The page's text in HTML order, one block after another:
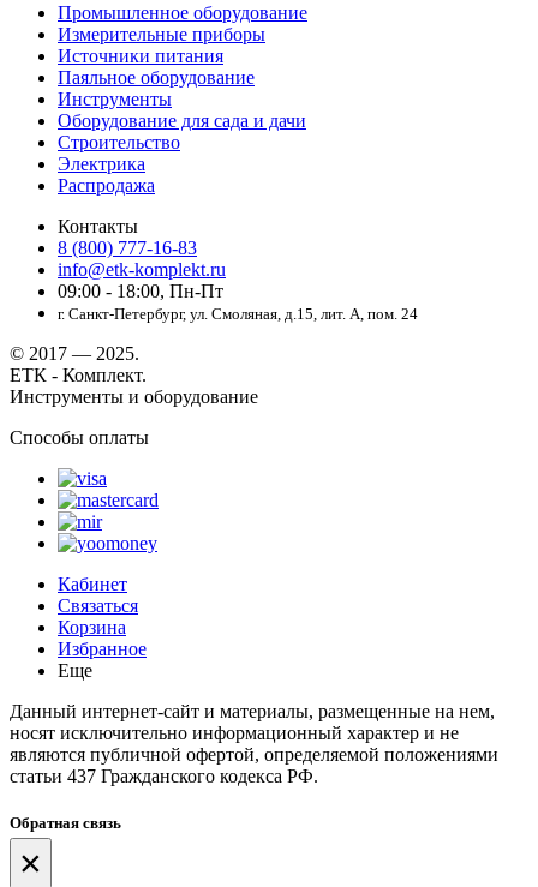
Промышленное оборудование
Измерительные приборы
Источники питания
Паяльное оборудование
Инструменты
Оборудование для сада и дачи
Строительство
Электрика
Распродажа
Контакты
8 (800) 777-16-83
info@etk-komplekt.ru
09:00 - 18:00, Пн-Пт
г. Санкт-Петербург, ул. Смоляная, д.15, лит. А, пом. 24
© 2017 — 2025.
ЕТК - Комплект.
Инструменты и оборудование
Способы оплаты
Кабинет
Связаться
Корзина
Избранное
Еще
Данный интернет-сайт и материалы, размещенные на нем,
носят исключительно информационный характер и не
являются публичной офертой, определяемой положениями
статьи 437 Гражданского кодекса РФ.
Обратная связь
×